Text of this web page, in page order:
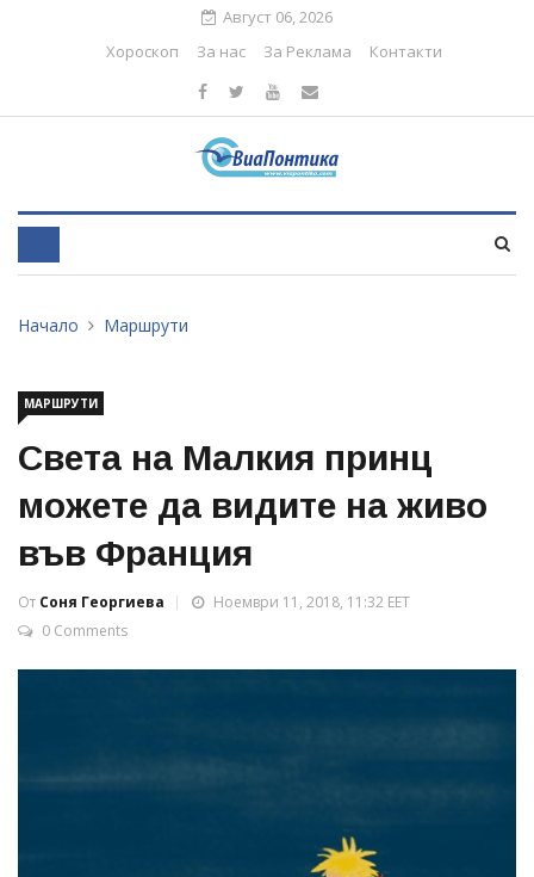
Август 06, 2026
Хороскоп
За нас За Реклама Контакти
Начало Маршрути
МАРШРУТИ
Света на Малкия принц
можете да видите на живо
във Франция
От Соня Георгиева
Ноември 11, 2018, 11:32 EET
0 Comments